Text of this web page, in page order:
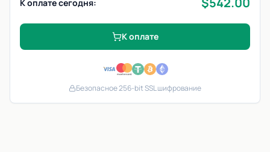
К оплате сегодня:
К оплате
Безопасное 256-bit SSL шифрование